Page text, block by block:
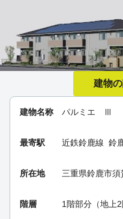
建物名称 パルミエ Ⅲ
最寄駅 近鉄鈴鹿線 鈴
所在地 三重県鈴鹿市須
階層 1階部分（地上2
建物